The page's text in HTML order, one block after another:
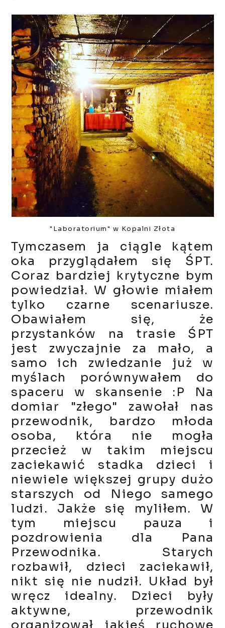
"Laboratorium" w Kopalni Złota
Tymczasem ja ciągle kątem
oka przyglądałem się ŚPT.
Coraz bardziej krytyczne bym
powiedział. W głowie miałem
tylko czarne scenariusze.
Obawiałem się, że
przystanków na trasie ŚPT
jest zwyczajnie za mało, a
samo ich zwiedzanie już w
myślach porównywałem do
spaceru w skansenie :P Na
domiar "złego" zawołał nas
przewodnik, bardzo młoda
osoba, która nie mogła
przecież w takim miejscu
zaciekawić stadka dzieci i
niewiele większej grupy dużo
starszych od Niego samego
ludzi. Jakże się myliłem. W
tym miejscu pauza i
pozdrowienia dla Pana
Przewodnika. Starych
rozbawił, dzieci zaciekawił,
nikt się nie nudził. Układ był
wręcz idealny. Dzieci były
aktywne, przewodnik
organizował jakieś ruchowe